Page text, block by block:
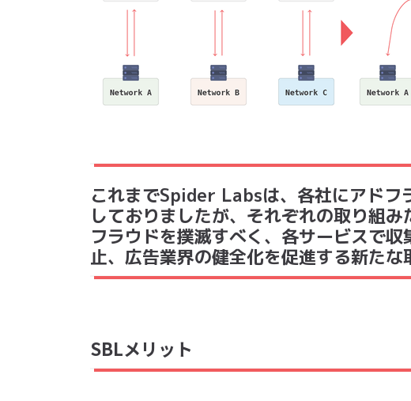
これまでSpider Labsは、各社にアド
しておりましたが、それぞれの取り組
フラウドを撲滅すべく、各サービスで
止、広告業界の健全化を促進する新たな
SBLメリット